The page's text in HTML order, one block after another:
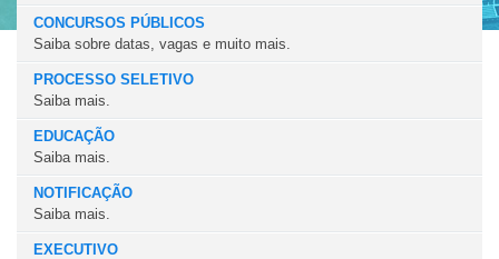
CONCURSOS PÚBLICOS
Saiba sobre datas, vagas e muito mais.
PROCESSO SELETIVO
Saiba mais.
EDUCAÇÃO
Saiba mais.
NOTIFICAÇÃO
Saiba mais.
EXECUTIVO